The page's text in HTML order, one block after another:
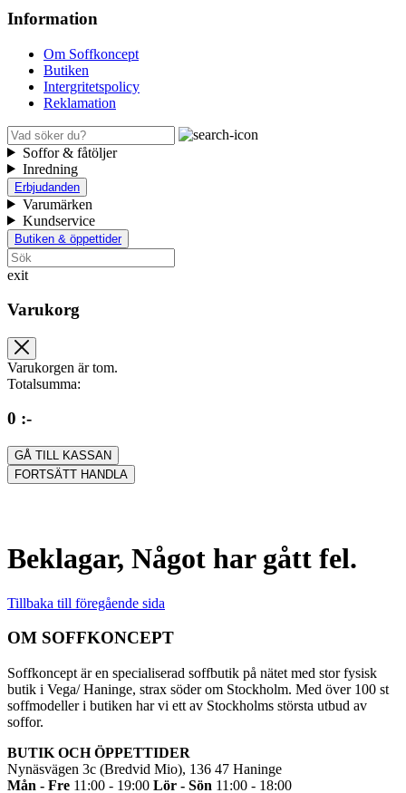
Information
Om Soffkoncept
Butiken
Intergritetspolicy
Reklamation
Soffor & fåtöljer
Inredning
Erbjudanden
Varumärken
Kundservice
Butiken & öppettider
exit
Varukorg
Varukorgen är tom.
Totalsumma:
0 :-
GÅ TILL KASSAN
FORTSÄTT HANDLA
Beklagar, Något har gått fel.
Tillbaka till föregående sida
OM SOFFKONCEPT
Soffkoncept är en specialiserad soffbutik på nätet med stor fysisk
butik i Vega/ Haninge, strax söder om Stockholm. Med över 100 st
soffmodeller i butiken har vi ett av Stockholms största utbud av
soffor.
BUTIK OCH ÖPPETTIDER
Nynäsvägen 3c (Bredvid Mio), 136 47 Haninge
Mån - Fre 11:00 - 19:00 Lör - Sön 11:00 - 18:00